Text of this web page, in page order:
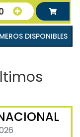
LOS NÚMEROS DISPONIBLES